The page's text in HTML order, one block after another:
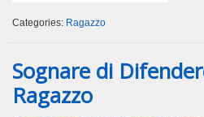
Categories: Ragazzo
Sognare di
Ragazzo